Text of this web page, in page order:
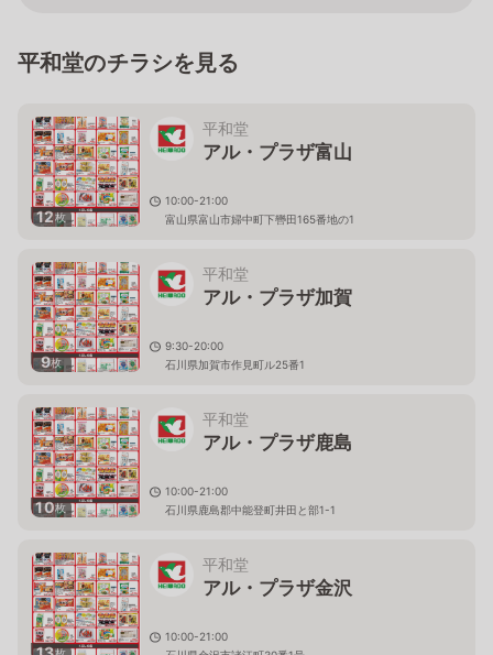
平和堂のチラシを見る
12枚
平和堂
アル・プラザ富山
10:00-21:00
富山県富山市婦中町下轡田165番地の1
9枚
平和堂
アル・プラザ加賀
9:30-20:00
石川県加賀市作見町ル25番1
10枚
平和堂
アル・プラザ鹿島
10:00-21:00
石川県鹿島郡中能登町井田と部1-1
平和堂
アル・プラザ金沢
10:00-21:00